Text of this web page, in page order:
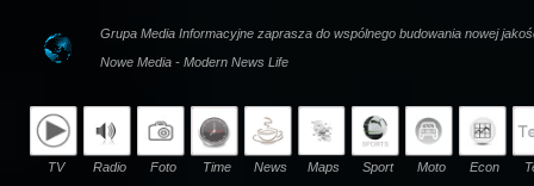
Grupa Media Informacyjne zaprasza do wspólnego budowania nowej
Nowe Media - Modern News Life
TV Radio Foto Time News Maps Sport Moto Econ